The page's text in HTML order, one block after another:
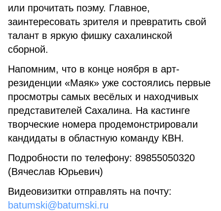
или прочитать поэму. Главное,
заинтересовать зрителя и превратить свой
талант в яркую фишку сахалинской
сборной.
Напомним, что в конце ноября в арт-
резиденции «Маяк» уже состоялись первые
просмотры самых весёлых и находчивых
представителей Сахалина. На кастинге
творческие номера продемонстрировали
кандидаты в областную команду КВН.
Подробности по телефону: 89855050320
(Вячеслав Юрьевич)
Видеовизитки отправлять на почту:
batumski@batumski.ru